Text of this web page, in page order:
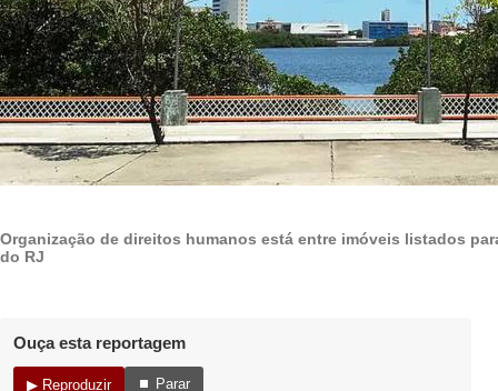
Organização de direitos humanos está entre imóveis listados
do RJ
Ouça esta reportagem
▶ Reproduzir ⏹ Parar